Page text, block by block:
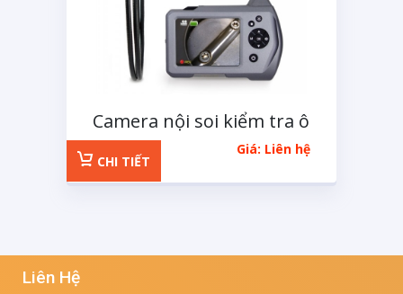
Camera nội soi kiểm tra ô
tô NTS450A-1M
Giá: Liên hệ
CHI TIẾT
Liên Hệ